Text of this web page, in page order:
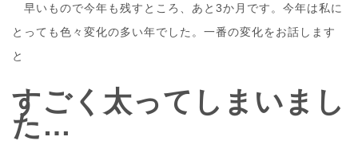
早いもので今年も残すところ、あと3か月です。今年は私に
とっても色々変化の多い年でした。一番の変化をお話します
と
すごく太ってしまいまし
た…